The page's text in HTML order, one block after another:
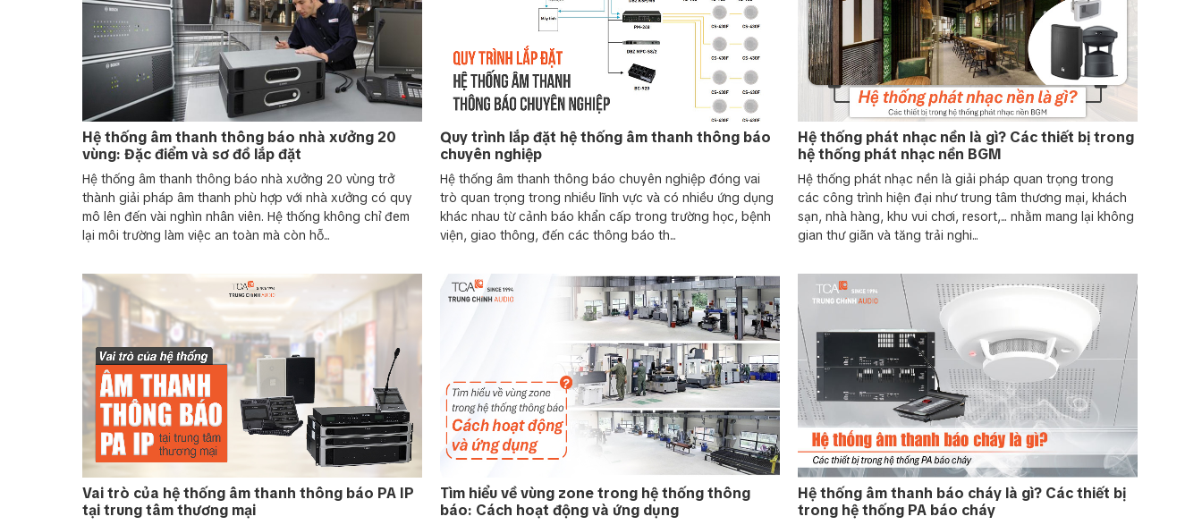
Hệ thống âm thanh thông báo nhà xưởng 20
vùng: Đặc điểm và sơ đồ lắp đặt
Hệ thống âm thanh thông báo nhà xưởng 20 vùng trở
thành giải pháp âm thanh phù hợp với nhà xưởng có quy
mô lên đến vài nghìn nhân viên. Hệ thống không chỉ đem
lại môi trường làm việc an toàn mà còn hỗ...
Quy trình lắp đặt hệ thống âm thanh thông báo
chuyên nghiệp
Hệ thống âm thanh thông báo chuyên nghiệp đóng vai
trò quan trọng trong nhiều lĩnh vực và có nhiều ứng dụng
khác nhau từ cảnh báo khẩn cấp trong trường học, bệnh
viện, giao thông, đến các thông báo th...
Hệ thống phát nhạc nền là gì? Các thiết bị trong
hệ thống phát nhạc nền BGM
Hệ thống phát nhạc nền là giải pháp quan trọng trong
các công trình hiện đại như trung tâm thương mại, khách
sạn, nhà hàng, khu vui chơi, resort,... nhằm mang lại không
gian thư giãn và tăng trải nghi...
Vai trò của hệ thống âm thanh thông báo PA IP
tại trung tâm thương mại
Tìm hiểu về vùng zone trong hệ thống thông
báo: Cách hoạt động và ứng dụng
Hệ thống âm thanh báo cháy là gì? Các thiết bị
trong hệ thống PA báo cháy